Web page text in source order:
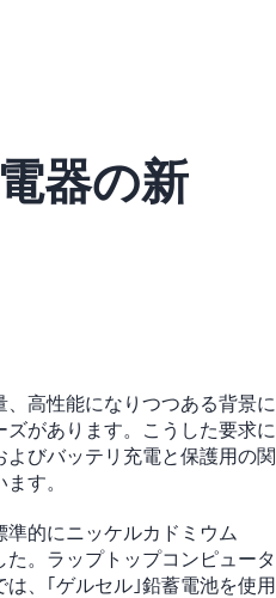
器の新
高性能になりつつある背景に
があります。こうした要求に
びバッテリ充電と保護用の関
す。
的にニッケルカドミウム
。ラップトップコンピュータ
、｢ゲルセル｣鉛蓄電池を使用